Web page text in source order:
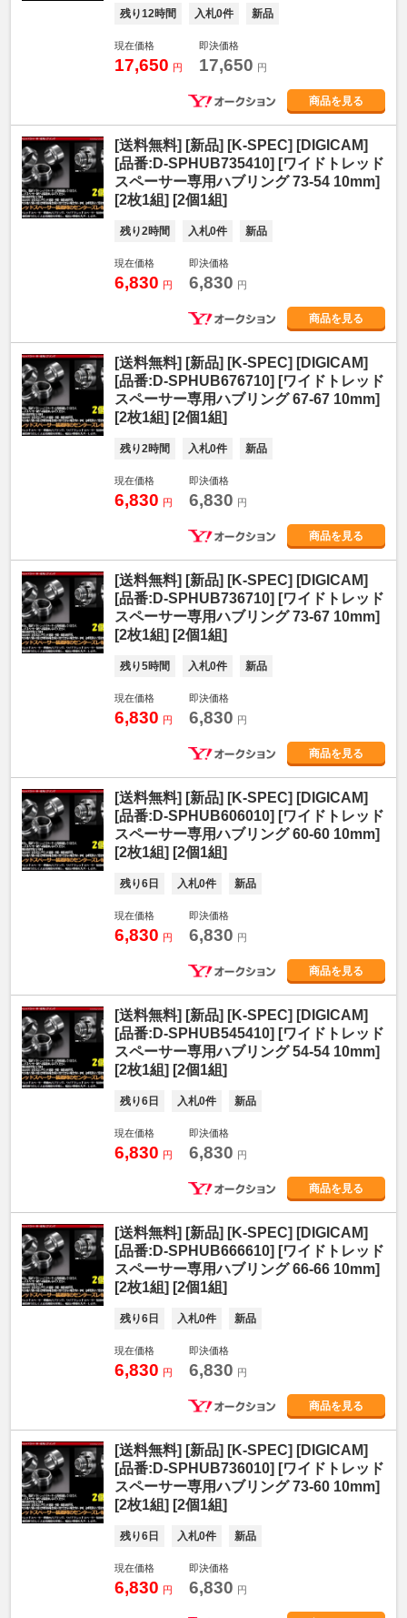
残り12時間 入札0件 新品
現在価格
17,650 円
即決価格
17,650 円
商品を見る
[送料無料] [新品] [K-SPEC] [DIGICAM]
[品番:D-SPHUB735410] [ワイドトレッド
スペーサー専用ハブリング 73-54 10mm]
[2枚1組] [2個1組]
残り2時間 入札0件 新品
現在価格
6,830 円
即決価格
6,830 円
商品を見る
[送料無料] [新品] [K-SPEC] [DIGICAM]
[品番:D-SPHUB676710] [ワイドトレッド
スペーサー専用ハブリング 67-67 10mm]
[2枚1組] [2個1組]
残り2時間 入札0件 新品
現在価格
6,830 円
即決価格
6,830 円
商品を見る
[送料無料] [新品] [K-SPEC] [DIGICAM]
[品番:D-SPHUB736710] [ワイドトレッド
スペーサー専用ハブリング 73-67 10mm]
[2枚1組] [2個1組]
残り5時間 入札0件 新品
現在価格
6,830 円
即決価格
6,830 円
商品を見る
[送料無料] [新品] [K-SPEC] [DIGICAM]
[品番:D-SPHUB606010] [ワイドトレッド
スペーサー専用ハブリング 60-60 10mm]
[2枚1組] [2個1組]
残り6日 入札0件 新品
現在価格
6,830 円
即決価格
6,830 円
商品を見る
[送料無料] [新品] [K-SPEC] [DIGICAM]
[品番:D-SPHUB545410] [ワイドトレッド
スペーサー専用ハブリング 54-54 10mm]
[2枚1組] [2個1組]
残り6日 入札0件 新品
現在価格
6,830 円
即決価格
6,830 円
商品を見る
[送料無料] [新品] [K-SPEC] [DIGICAM]
[品番:D-SPHUB666610] [ワイドトレッド
スペーサー専用ハブリング 66-66 10mm]
[2枚1組] [2個1組]
残り6日 入札0件 新品
現在価格
6,830 円
即決価格
6,830 円
商品を見る
[送料無料] [新品] [K-SPEC] [DIGICAM]
[品番:D-SPHUB736010] [ワイドトレッド
スペーサー専用ハブリング 73-60 10mm]
[2枚1組] [2個1組]
残り6日 入札0件 新品
現在価格
6,830 円
即決価格
6,830 円